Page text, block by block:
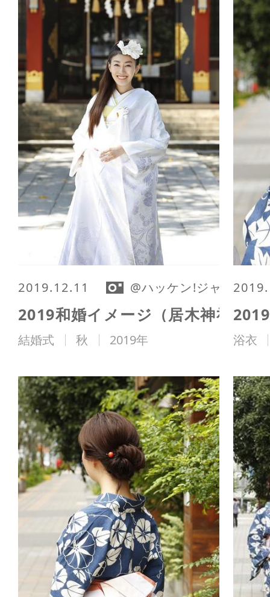
2019.12.11 @ハッケン!ジャパン編
2019和婚イメージ（居木神社）
結婚式 秋 2019年 浴衣